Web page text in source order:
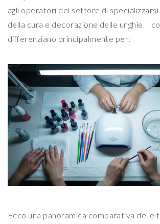
agli operatori del settore di
della cura e decorazione delle unghie. I
differenziano principalmente per:
Ecco una panoramica comparativa delle